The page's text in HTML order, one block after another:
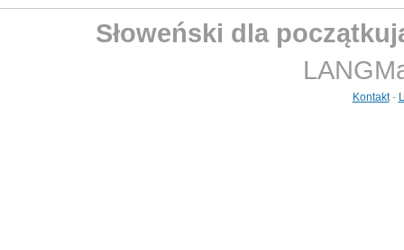
Słoweński dla
Kontakt-